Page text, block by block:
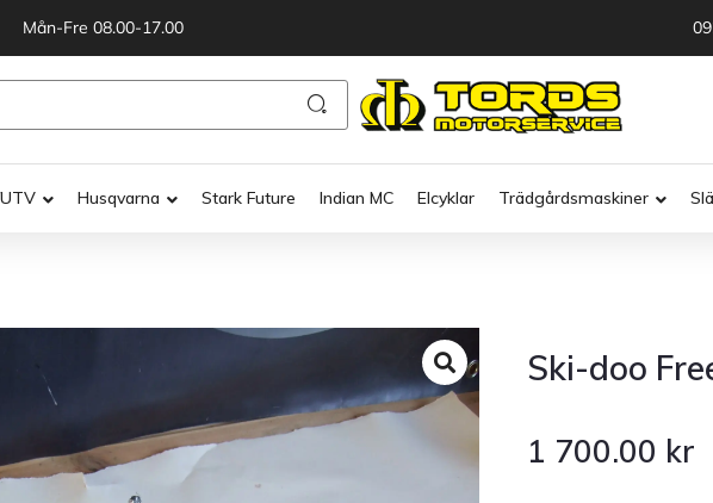
Mån-Fre 08.00-17.00
Husqvarna Stark Future Indian MC Elcyklar Trädgårdsmaskiner
Ski-doo
1 700.00 kr